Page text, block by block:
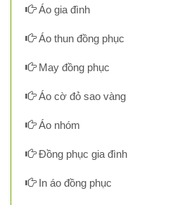
Áo gia đình
Áo thun đồng phục
May đồng phục
Áo cờ đỏ sao vàng
Áo nhóm
Đồng phục gia đình
In áo đồng phục